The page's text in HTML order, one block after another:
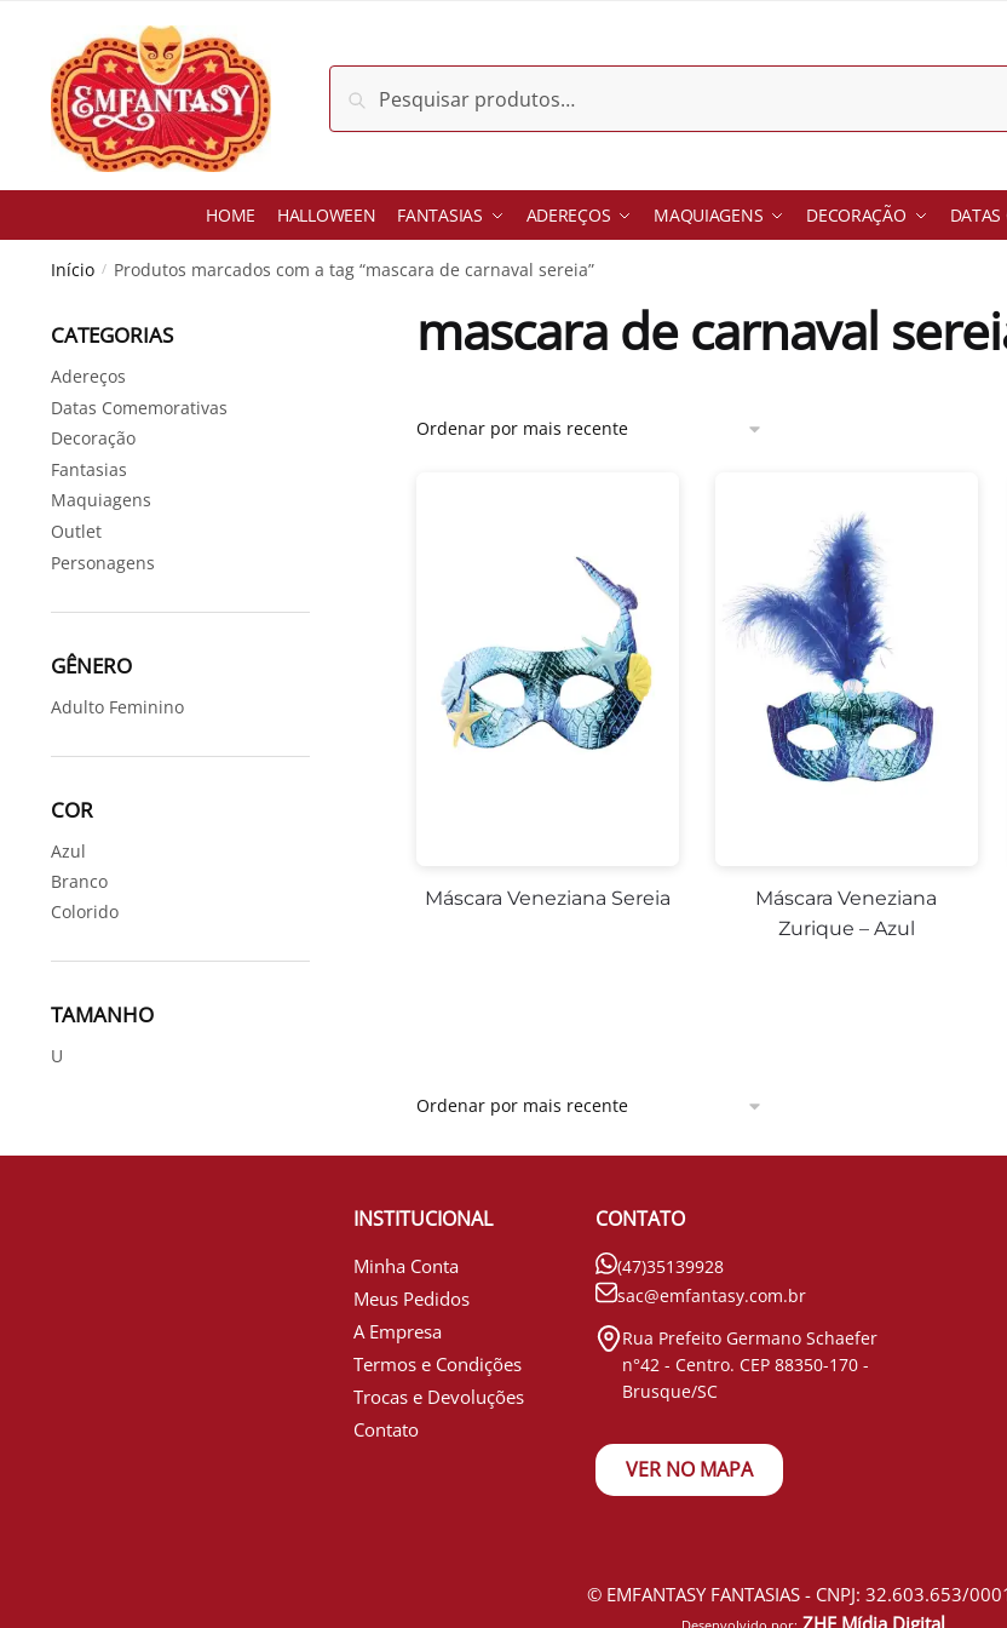
navigation
content
Pesquisar
por:
Pesquisar
HOME HALLOWEEN FANTASIAS ADEREÇOS MAQUIAGENS DECORAÇÃO
Início / Produtos marcados com a tag “mascara de carnaval sereia”
mascara de carnaval
Máscara Veneziana Sereia
Máscara Veneziana
Zurique – Azul
CATEGORIAS
Adereços
Datas Comemorativas
Decoração
Fantasias
Maquiagens
Outlet
Personagens
GÊNERO
Adulto Feminino
COR
Azul
Branco
Colorido
TAMANHO
U
INSTITUCIONAL
Minha Conta
Meus Pedidos
A Empresa
Termos e Condições
Trocas e Devoluções
Contato
CONTATO
(47)35139928
sac@emfantasy.com.br
Rua Prefeito Germano Schaefer
n°42 - Centro. CEP 88350-170 -
Brusque/SC
VER NO MAPA
© EMFANTASY FANTASIAS - CNPJ: 32.603.653/